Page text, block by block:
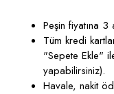
Peşin fiyatına
Tüm kredi
"Sepete Ekle"
yapabilirsiniz).
Havale, nakit